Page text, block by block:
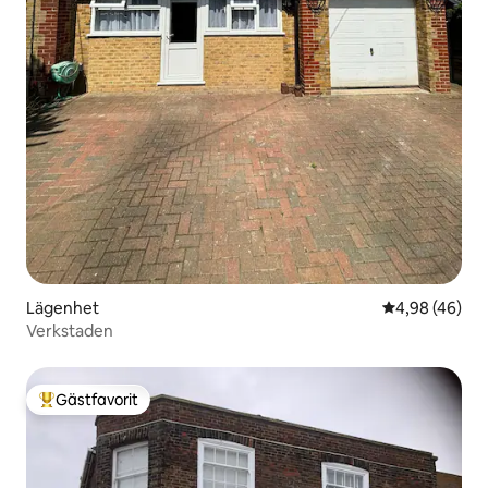
Lägenhet 4,98 av 5 i
4,98 (46)
Verkstaden
Populär gästfavorit
Gästfavorit